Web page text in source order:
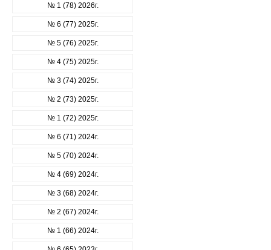
№ 1 (78) 2026г.
№ 6 (77) 2025г.
№ 5 (76) 2025г.
№ 4 (75) 2025г.
№ 3 (74) 2025г.
№ 2 (73) 2025г.
№ 1 (72) 2025г.
№ 6 (71) 2024г.
№ 5 (70) 2024г.
№ 4 (69) 2024г.
№ 3 (68) 2024г.
№ 2 (67) 2024г.
№ 1 (66) 2024г.